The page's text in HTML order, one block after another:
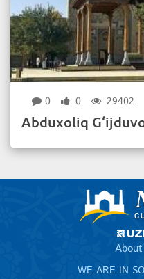
0 0 29402
Abduxoliq
About
WE ARE IN